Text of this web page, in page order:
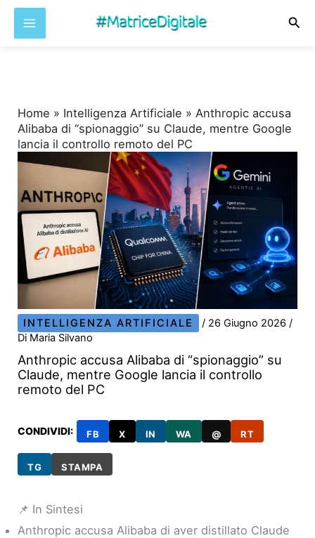
Home » Intelligenza Artificiale »Anthropic accusa
Alibaba di “spionaggio” su Claude, mentre Google
lancia il controllo remoto del PC
INTELLIGENZA ARTIFICIALE / 26 Giugno 2026/
Di Maria Silvano
Anthropic accusa Alibaba di “spionaggio” su
Claude, mentre Google lancia il controllo
remoto del PC
CONDIVIDI: FB X IN WA @ RT
TG STAMPA
📌 In Sintesi
Anthropic accusa Alibaba di aver distillato Claude